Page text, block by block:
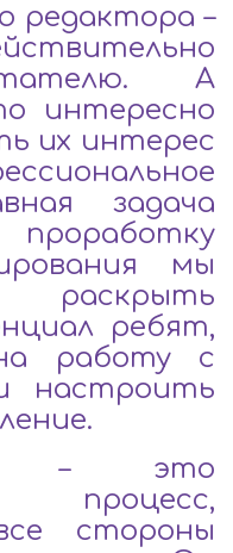
редактора –
А
интересно
их интерес
задача
мы
раскрыть
ребят,
работу с
настроить
– это
процесс,
стороны